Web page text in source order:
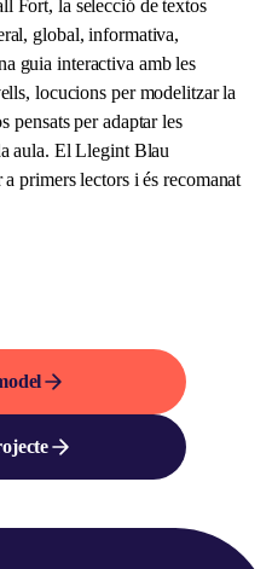
Fort, la selecció de textos
global, informativa,
guia interactiva amb les
locucions per modelitzar la
pensats per adaptar les
aula. El Llegint Blau
primers lectors i és recomanat